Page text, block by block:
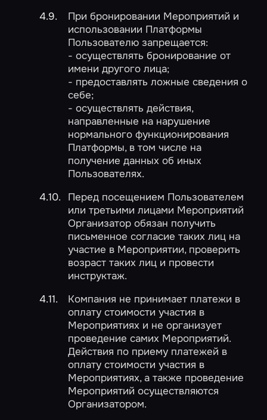
При бронировании Мероприятий и
использовании Платформы
Пользователю запрещается:
- осуществлять бронирование от
имени другого лица;
- предоставлять ложные сведения о
себе;
- осуществлять действия,
направленные на нарушение
нормального функционирования
Платформы, в том числе на
получение данных об иных
Пользователях.
Перед посещением Пользователем
или третьими лицами Мероприятий
Организатор обязан получить
письменное согласие таких лиц на
участие в Мероприятии, проверить
возраст таких лиц и провести
инструктаж.
Компания не принимает платежи в
оплату стоимости участия в
Мероприятиях и не организует
проведение самих Мероприятий.
Действия по приему платежей в
оплату стоимости участия в
Мероприятиях, а также проведение
Мероприятий осуществляются
Организатором.